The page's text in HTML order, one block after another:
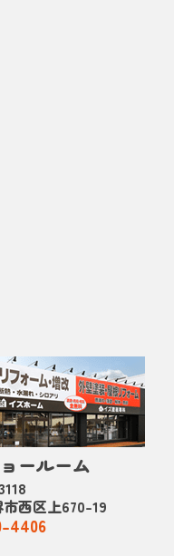
ールーム
西区上670-19
4406